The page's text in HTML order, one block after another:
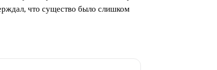
что существо было слишком